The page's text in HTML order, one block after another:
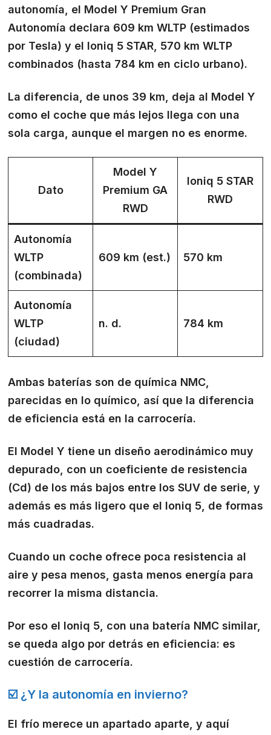
autonomía, el Model Y Premium Gran
Autonomía declara 609 km WLTP (estimados
por Tesla) y el Ioniq 5 STAR, 570 km WLTP
combinados (hasta 784 km en ciclo urbano).
La diferencia, de unos 39 km, deja al Model Y
como el coche que más lejos llega con una
sola carga, aunque el margen no es enorme.
Dato
Model Y
Premium GA
RWD
Ioniq 5 STAR
RWD
Autonomía
WLTP
(combinada)
609 km (est.) 570 km
Autonomía
WLTP
(ciudad)
n. d. 784 km
Ambas baterías son de química NMC,
parecidas en lo químico, así que la diferencia
de eficiencia está en la carrocería.
El Model Y tiene un diseño aerodinámico muy
depurado, con un coeficiente de resistencia
(Cd) de los más bajos entre los SUV de serie, y
además es más ligero que el Ioniq 5, de formas
más cuadradas.
Cuando un coche ofrece poca resistencia al
aire y pesa menos, gasta menos energía para
recorrer la misma distancia.
Por eso el Ioniq 5, con una batería NMC similar,
se queda algo por detrás en eficiencia: es
cuestión de carrocería.
☑️ ¿Y la autonomía en invierno?
El frío merece un apartado aparte, y aquí